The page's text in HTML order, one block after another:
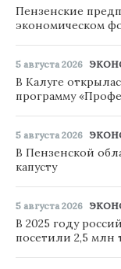
Пензенские
экономическом
5 августа 2026
В Калуге
программу
5 августа 2026
В Пензенской
капусту
5 августа 2026
В 2025 году
посетили 2,5 млн